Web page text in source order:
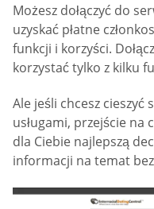
Możesz dołączyć do
uzyskać płatne
funkcji i korzyści.
korzystać tylko z kilku
Ale jeśli chcesz
usługami, przejście na
dla Ciebie najlepszą
informacji na temat